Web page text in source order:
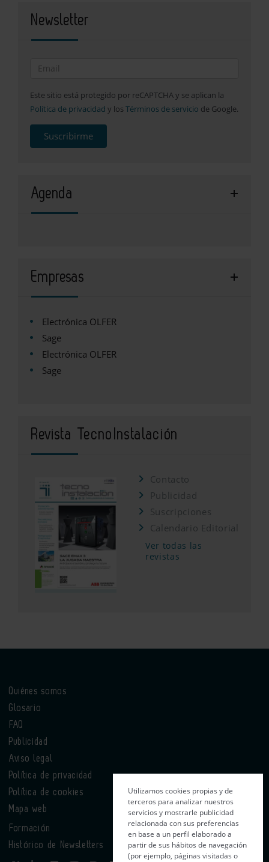
Newsletter
Este sitio está protegido por reCAPTCHA y se aplican la
Política de privacidad y los Términos de servicio de Google.
Suscribirme
Agenda
Empresas
Electrónica OLFER
Sage
Electrónica OLFER
Sage
Revista TecnoInstalación
Contacto
Publicidad
Suscripciones
Calendario Editorial
Ver todas las
revistas
Quiénes somos
Glosario
FAQ
Publicidad
Aviso legal
Política de privacidad
Política de cookies
Mapa web
Formación
Histórico de Newsletters
Utilizamos cookies propias y de
terceros para analizar nuestros
servicios y mostrarle publicidad
relacionada con sus preferencias
en base a un perfil elaborado a
partir de sus hábitos de navegación
(por ejemplo, páginas visitadas o